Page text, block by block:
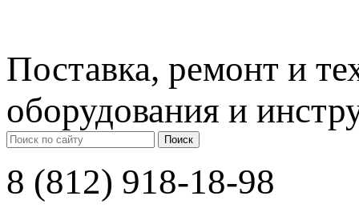
Поставка, ремонт и
оборудования и
Поиск
8 (812) 918-18-98